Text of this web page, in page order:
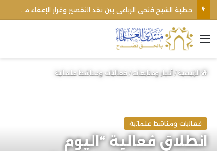
القائمة
الرئيسية/أخبار ومتابعات/فعاليات ومناشط علمائية
فعاليات ومناشط علمائية
انطلاق فعالية “اليوم